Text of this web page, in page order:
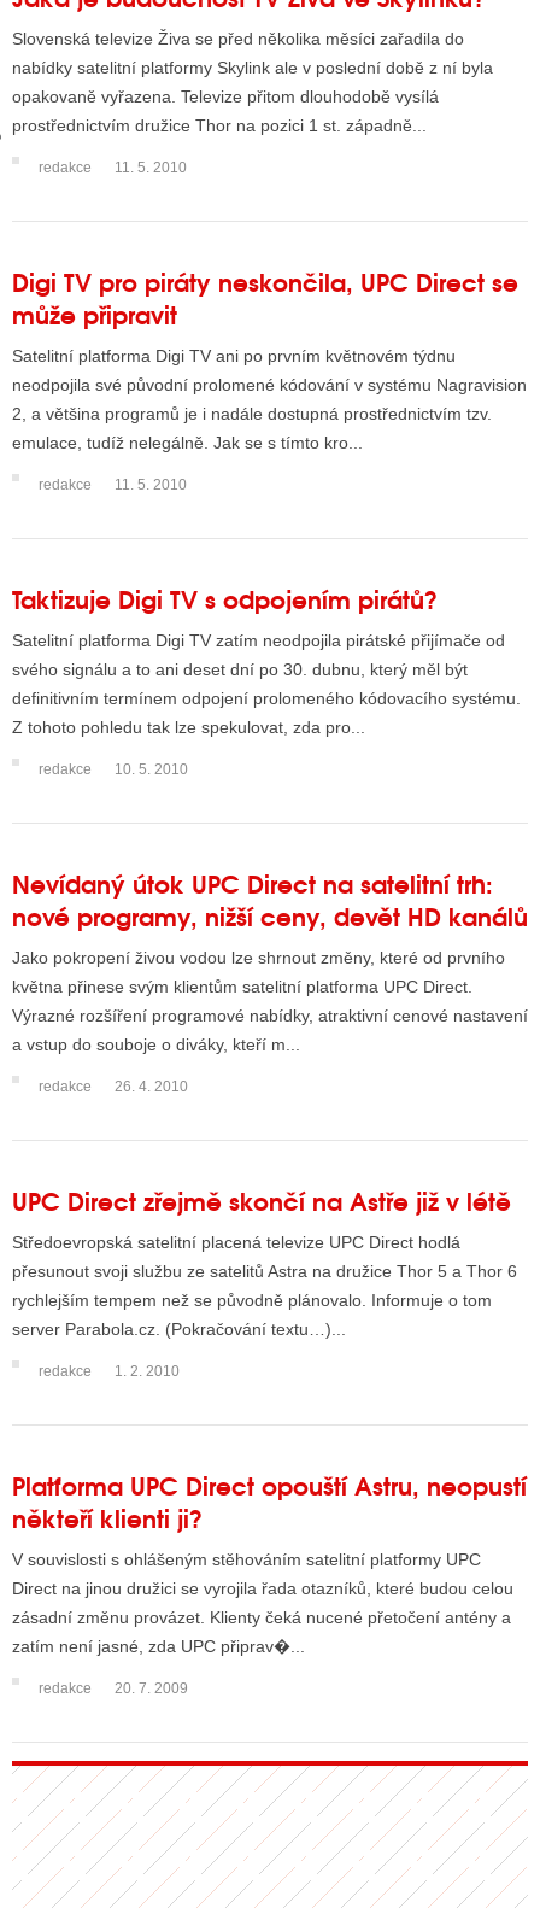
DISKUTÉRA NA RADIOTV
STARŠÍCH DISKUZÍ
Slovenská televize Živa se před několika měsíci zařadila do
nabídky satelitní platformy Skylink ale v poslední době z ní byla
opakovaně vyřazena. Televize přitom dlouhodobě vysílá
prostřednictvím družice Thor na pozici 1 st. západně...
redakce 11. 5. 2010
Digi TV pro piráty neskončila, UPC Direct se
může připravit
Satelitní platforma Digi TV ani po prvním květnovém týdnu
neodpojila své původní prolomené kódování v systému Nagravision
2, a většina programů je i nadále dostupná prostřednictvím tzv.
emulace, tudíž nelegálně. Jak se s tímto kro...
redakce 11. 5. 2010
Taktizuje Digi TV s odpojením pirátů?
Satelitní platforma Digi TV zatím neodpojila pirátské přijímače od
svého signálu a to ani deset dní po 30. dubnu, který měl být
definitivním termínem odpojení prolomeného kódovacího systému.
Z tohoto pohledu tak lze spekulovat, zda pro...
redakce 10. 5. 2010
Nevídaný útok UPC Direct na satelitní trh:
nové programy, nižší ceny, devět HD kanálů
Jako pokropení živou vodou lze shrnout změny, které od prvního
května přinese svým klientům satelitní platforma UPC Direct.
Výrazné rozšíření programové nabídky, atraktivní cenové nastavení
a vstup do souboje o diváky, kteří m...
redakce 26. 4. 2010
UPC Direct zřejmě skončí na Astře již v létě
Středoevropská satelitní placená televize UPC Direct hodlá
přesunout svoji službu ze satelitů Astra na družice Thor 5 a Thor 6
rychlejším tempem než se původně plánovalo. Informuje o tom
server Parabola.cz. (Pokračování textu…)...
redakce 1. 2. 2010
Platforma UPC Direct opouští Astru, neopustí
někteří klienti ji?
V souvislosti s ohlášeným stěhováním satelitní platformy UPC
Direct na jinou družici se vyrojila řada otazníků, které budou celou
zásadní změnu provázet. Klienty čeká nucené přetočení antény a
zatím není jasné, zda UPC připrav�...
redakce 20. 7. 2009